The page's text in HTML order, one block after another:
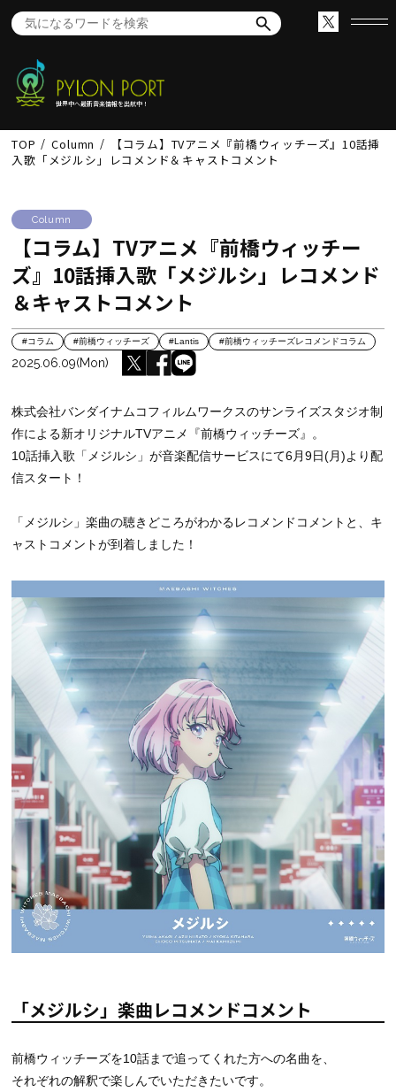
世界中へ最新音楽情報を出航中！
TOP Column
【コラム】TVアニメ『前橋ウィッチーズ』10話挿
入歌「メジルシ」レコメンド＆キャストコメント
Column
【コラム】TVアニメ『前橋ウィッチー
ズ』10話挿入歌「メジルシ」レコメンド
＆キャストコメント
#コラム #前橋ウィッチーズ #Lantis #前橋ウィッチーズレコメンドコラム
2025.06.09(Mon)
株式会社バンダイナムコフィルムワークスのサンライズスタジオ制
作による新オリジナルTVアニメ『前橋ウィッチーズ』。
10話挿入歌「メジルシ」が音楽配信サービスにて6月9日(月)より配
信スタート！
「メジルシ」楽曲の聴きどころがわかるレコメンドコメントと、キ
ャストコメントが到着しました！
「メジルシ」楽曲レコメンドコメント
前橋ウィッチーズを10話まで追ってくれた方への名曲を、
それぞれの解釈で楽しんでいただきたいです。